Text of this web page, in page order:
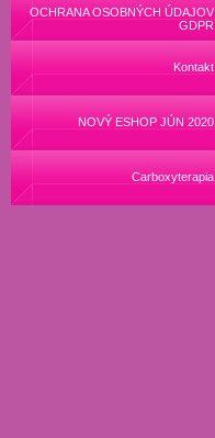
OCHRANA OSOBNÝCH ÚDAJOV
GDPR
Kontakt
NOVÝ ESHOP JÚN 2020
Carboxyterapia